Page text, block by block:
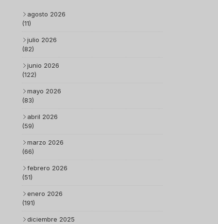
agosto 2026
(11)
julio 2026
(82)
junio 2026
(122)
mayo 2026
(83)
abril 2026
(59)
marzo 2026
(66)
febrero 2026
(51)
enero 2026
(191)
diciembre 2025